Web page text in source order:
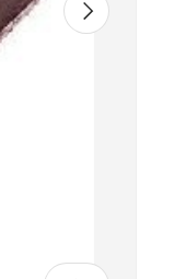
Suivant